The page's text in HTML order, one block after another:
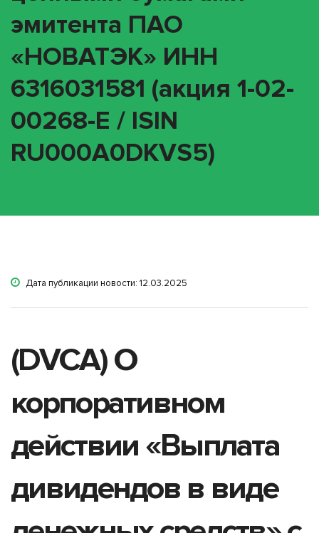
эмитента ПАО
«НОВАТЭК» ИНН
6316031581 (акция 1-02-
00268-E / ISIN
RU000A0DKVS5)
Дата публикации новости: 12.03.2025
(DVCA) О
корпоративном
действии «Выплата
дивидендов в виде